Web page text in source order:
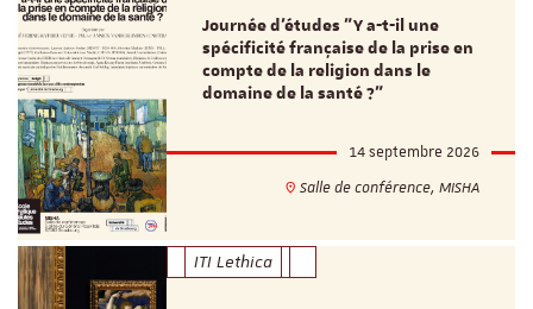
Journée d’études "Y a-t-il une
spécificité française de la prise en
compte de la religion dans le
domaine de la santé ?"
14 septembre 2026
Salle de conférence, MISHA
ITI Lethica